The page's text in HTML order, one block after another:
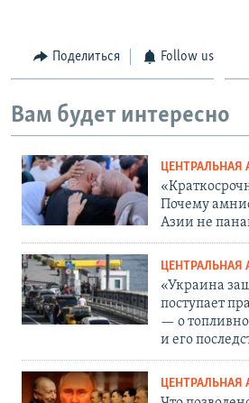
Поделиться Follow us
Вам будет интересно
ЦЕНТРАЛЬНАЯ
Почему
Азии не
ЦЕНТРАЛЬНАЯ
«Украина
поступает
— о
и его
ЦЕНТРАЛЬНАЯ